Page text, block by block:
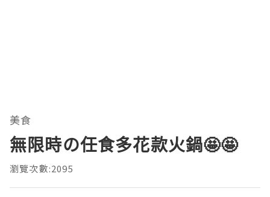
美食
無限時の任食多花款火鍋🤩🤩
瀏覽次數:2095